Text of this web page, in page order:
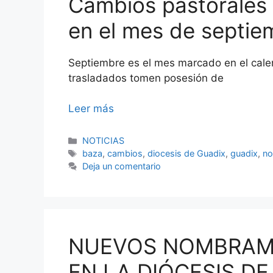
en el mes de
Septiembre es el mes marcado en el
trasladados tomen posesión de
Leer más
Categorías
NOTICIAS
Etiquetas
baza,cambios,diocesis de Guadix,guadix,
Deja un comentario
NUEVOS